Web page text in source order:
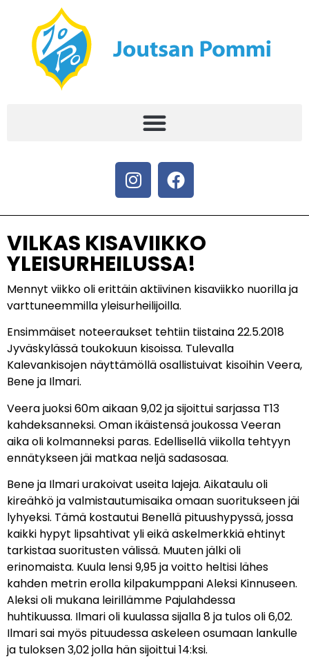
VILKAS KISAVIIKKO
YLEISURHEILUSSA!
Mennyt viikko oli erittäin aktiivinen kisaviikko nuorilla ja
varttuneemmilla yleisurheilijoilla.
Ensimmäiset noteeraukset tehtiin tiistaina 22.5.2018
Jyväskylässä toukokuun kisoissa. Tulevalla
Kalevankisojen näyttämöllä osallistuivat kisoihin Veera,
Bene ja Ilmari.
Veera juoksi 60m aikaan 9,02 ja sijoittui sarjassa T13
kahdeksanneksi. Oman ikäistensä joukossa Veeran
aika oli kolmanneksi paras. Edellisellä viikolla tehtyyn
ennätykseen jäi matkaa neljä sadasosaa.
Bene ja Ilmari urakoivat useita lajeja. Aikataulu oli
kireähkö ja valmistautumisaika omaan suoritukseen jäi
lyhyeksi. Tämä kostautui Benellä pituushypyssä, jossa
kaikki hypyt lipsahtivat yli eikä askelmerkkiä ehtinyt
tarkistaa suoritusten välissä. Muuten jälki oli
erinomaista. Kuula lensi 9,95 ja voitto heltisi lähes
kahden metrin erolla kilpakumppani Aleksi Kinnuseen.
Aleksi oli mukana leirillämme Pajulahdessa
huhtikuussa. Ilmari oli kuulassa sijalla 8 ja tulos oli 6,02.
Ilmari sai myös pituudessa askeleen osumaan lankulle
ja tuloksen 3,02 jolla hän sijoittui 14:ksi.